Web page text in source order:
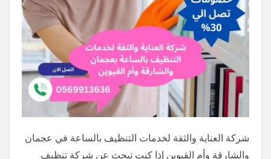
شركة العناية والثقة لخدمات التنظيف بالساعة في عجمان
والشارقة وأم القيوين إذا كنت تبحث عن شركة تنظيف